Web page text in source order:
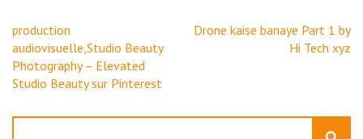
Navigation
de
l’article
production
audiovisuelle,Studio Beauty
Photography – Elevated
Studio Beauty sur Pinterest
Drone kaise banaye Part 1 by
Hi Tech xyz